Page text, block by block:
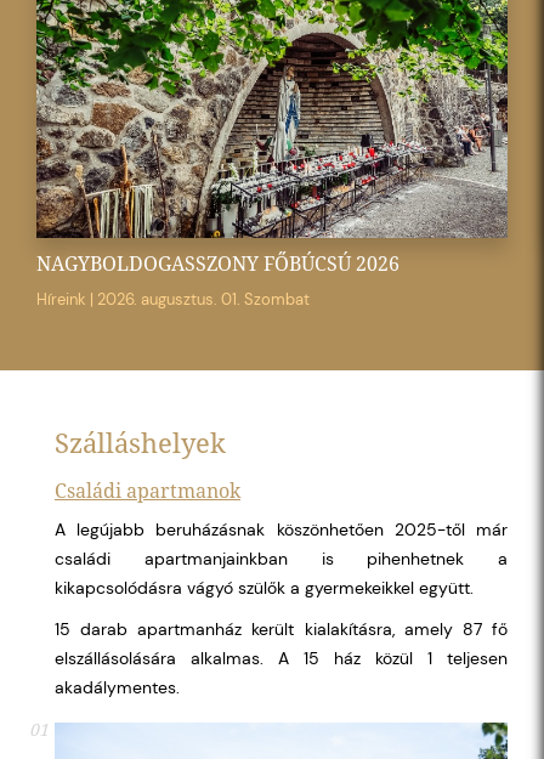
NAGYBOLDOGASSZONY FŐBÚCSÚ 2026
Híreink | 2026. augusztus. 01. Szombat
Szálláshelyek
Családi apartmanok
A legújabb beruházásnak köszönhetően 2025-től már
családi apartmanjainkban is pihenhetnek a
kikapcsolódásra vágyó szülők a gyermekeikkel együtt.
15 darab apartmanház került kialakításra, amely 87 fő
elszállásolására alkalmas. A 15 ház közül 1 teljesen
akadálymentes.
01